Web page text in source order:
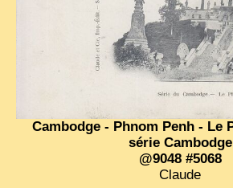
ECHOES OF THE PAST
INSTITUTIONS & BELIEFS
CRAFTS, CELEBRATIONS TRANSPORT
ODDITIES & CURIOSITIES
Cambodge - Phnom Penh - Le
série Cambodge
@9048 #5068
Claude